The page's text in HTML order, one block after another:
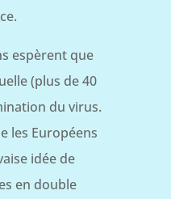
espèrent que
(plus de 40
du virus.
les Européens
idée de
en double